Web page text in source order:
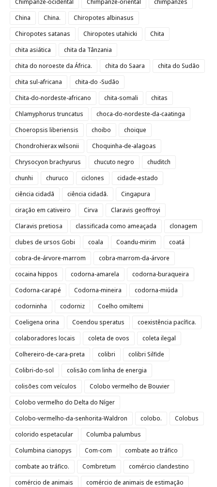
Chimpanzé-ocidental
Chimpanzé-oriental
chimpanzés
China
China.
Chiropotes albinasus
Chiropotes satanas
Chiropotes utahicki
Chita
chita asiática
chita da Tânzania
chita do noroeste da África.
chita do Saara
chita do Sudão
chita sul-africana
chita-do -Sudão
Chita-do-nordeste-africano
chita-somali
chitas
Chlamyphorus truncatus
choca-do-nordeste-da-caatinga
Choeropsis liberiensis
choibo
choique
Chondrohierax wilsonii
Choquinha-de-alagoas
Chrysocyon brachyurus
chucuto negro
chuditch
chunhi
churuco ciclones
cidade-estado
ciência cidadã
ciência cidadã.
Cingapura
ciração em cativeiro
Cirva
Claravis geoffroyi
Claravis pretiosa
classificada como ameaçada
clonagem
clubes de ursos Gobi
coala Coandu-mirim
coatá
cobra-de-árvore-marrom
cobra-marrom-da-árvore
cocaina hippos
codorna-amarela
codorna-buraqueira
Codorna-carapé
Codorna-mineira
codorna-miúda
codorninha
codorniz
Coelho omiltemi
Coeligena orina
Coendou speratus
coexistência pacífica.
colaboradores locais
coleta de ovos
coleta ilegal
Colhereiro-de-cara-preta
colibri
colibri Silfide
Colibri-do-sol
colisão com linha de energia
colisões com veículos
Colobo vermelho de Bouvier
Colobo vermelho do Delta do Níger
Colobo-vermelho-da-senhorita-Waldron
colobo.
Colobus
colorido espetacular
Columba palumbus
Columbina cianopys
Com-com
combate ao tráfico
combate ao tráfico.
Combretum
comércio clandestino
comércio de animais
comércio de animais de estimação